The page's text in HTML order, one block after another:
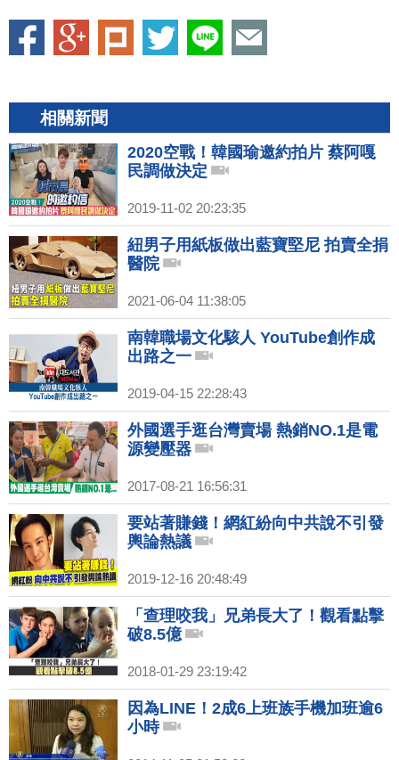
相關新聞
2020空戰！韓國瑜邀約拍片 蔡阿嘎
民調做決定
2019-11-02 20:23:35
紐男子用紙板做出藍寶堅尼 拍賣全捐
醫院
2021-06-04 11:38:05
南韓職場文化駭人 YouTube創作成
出路之一
2019-04-15 22:28:43
外國選手逛台灣賣場 熱銷NO.1是電
源變壓器
2017-08-21 16:56:31
要站著賺錢！網紅紛向中共說不引發
輿論熱議
2019-12-16 20:48:49
「查理咬我」兄弟長大了！觀看點擊
破8.5億
2018-01-29 23:19:42
因為LINE！2成6上班族手機加班逾6
小時